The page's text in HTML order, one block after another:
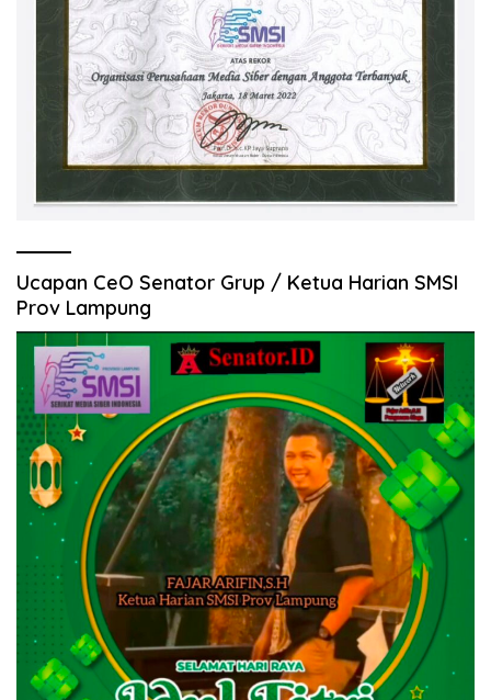
Ucapan CeO Senator Grup / Ketua Harian SMSI
Prov Lampung